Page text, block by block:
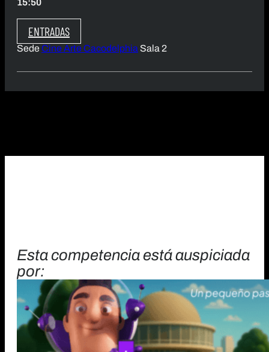
15:50
ENTRADAS
Sede Cine Arte Cacodelphia Sala 2
Esta competencia está auspiciada
por: